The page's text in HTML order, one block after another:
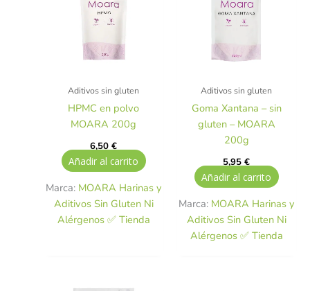
Aditivos sin gluten
HPMC en polvo
MOARA 200g
6,50€
Añadir al carrito
Marca: MOARA Harinas y
Aditivos Sin Gluten Ni
Alérgenos ✅ Tienda
Aditivos sin gluten
Goma Xantana – sin
gluten – MOARA
200g
5,95€
Añadir al carrito
Marca: MOARA Harinas y
Aditivos Sin Gluten Ni
Alérgenos ✅ Tienda